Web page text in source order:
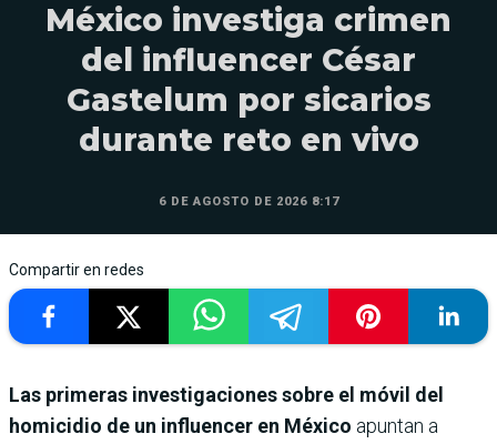
México investiga crimen
del influencer César
Gastelum por sicarios
durante reto en vivo
6 DE AGOSTO DE 2026 8:17
Compartir en redes
Las primeras investigaciones sobre el móvil del
homicidio de un influencer en México apuntan a